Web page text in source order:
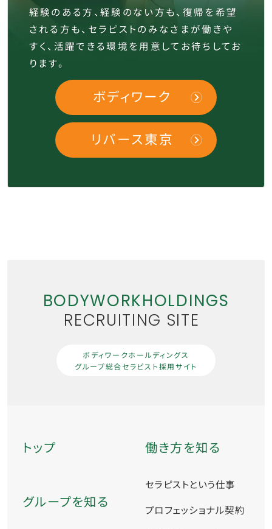
経験のある方、経験のない方も、復帰を希望
される方も、セラピストのみなさまが働きや
すく、 活躍できる環境を用意してお待ちしてお
ります。
ボディワーク
リバース東京
BODYWORKHOLDINGS
RECRUITING SITE
ボディワークホールディングス
グループ総合セラピスト採用サイト
トップ
グループを知る
働き方を知る
セラピストという仕事
プロフェッショナル契約